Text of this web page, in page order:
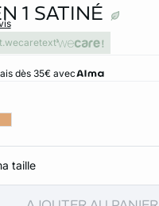
1 SATINÉ
dès 35€ avec
taille